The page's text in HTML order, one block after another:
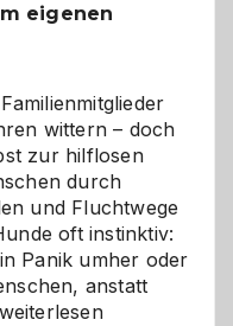
eigenen
wittern – doch
zur hilflosen
durch
und Fluchtwege
oft instinktiv:
Panik umher oder
anstatt
Wenn
weiterlesen